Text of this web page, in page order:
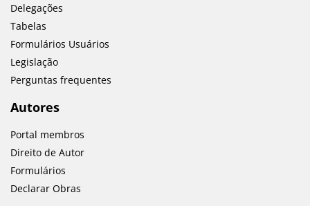
Delegações
Tabelas
Formulários Usuários
Legislação
Perguntas frequentes
Autores
Portal membros
Direito de Autor
Formulários
Declarar Obras